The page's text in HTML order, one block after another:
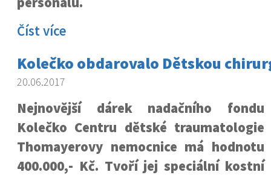
Číst více
Kolečko obdarovalo Dětskou
20.06.2017
Nejnovější dárek nadačního fondu
Kolečko Centru dětské traumatologie
Thomayerovy nemocnice má hodnotu
400.000,- Kč. Tvoří jej speciální kostní